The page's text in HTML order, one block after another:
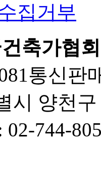
집거부
축가협회
통신판
시 양천
02-744-